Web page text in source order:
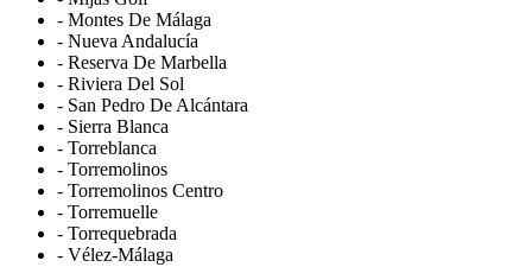
- Montes De Málaga
- Nueva Andalucía
- Reserva De Marbella
- Riviera Del Sol
- San Pedro De Alcántara
- Sierra Blanca
- Torreblanca
- Torremolinos
- Torremolinos Centro
- Torremuelle
- Torrequebrada
- Vélez-Málaga